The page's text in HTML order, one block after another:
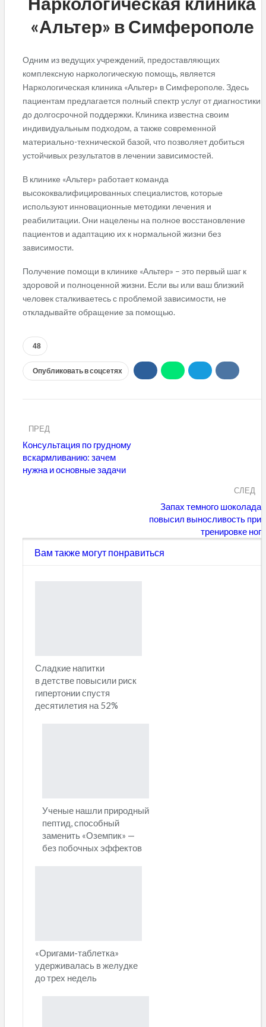
«Альтер» в Симферополе
Одним из ведущих учреждений, предоставляющих
комплексную наркологическую помощь, является
Наркологическая клиника «Альтер» в Симферополе. Здесь
пациентам предлагается полный спектр услуг от диагностики
до долгосрочной поддержки. Клиника известна своим
индивидуальным подходом, а также современной
материально-технической базой, что позволяет добиться
устойчивых результатов в лечении зависимостей.
В клинике «Альтер» работает команда
высококвалифицированных специалистов, которые
используют инновационные методики лечения и
реабилитации. Они нацелены на полное восстановление
пациентов и адаптацию их к нормальной жизни без
зависимости.
Получение помощи в клинике «Альтер» – это первый шаг к
здоровой и полноценной жизни. Если вы или ваш близкий
человек сталкиваетесь с проблемой зависимости, не
откладывайте обращение за помощью.
48
Опубликовать в соцсетях
ПРЕД
Консультация по грудному
вскармливанию: зачем
нужна и основные задачи
СЛЕД
Запах темного шоколада
повысил выносливость при
тренировке ног
Вам также могут понравиться
Сладкие напитки
в детстве повысили риск
гипертонии спустя
десятилетия на 52%
Ученые нашли природный
пептид, способный
заменить «Оземпик» —
без побочных эффектов
«Оригами-таблетка»
удерживалась в желудке
до трех недель